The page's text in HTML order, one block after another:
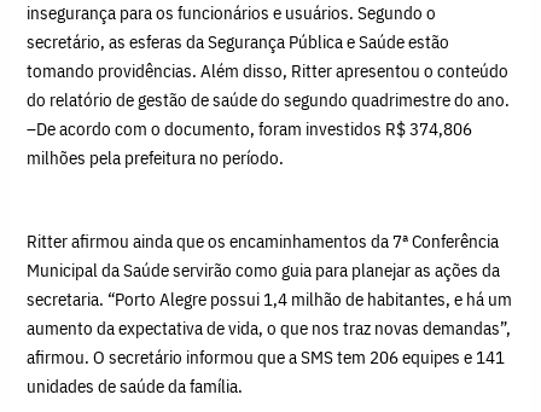
insegurança para os funcionários e usuários. Segundo o
secretário, as esferas da Segurança Pública e Saúde estão
tomando providências. Além disso, Ritter apresentou o conteúdo
do relatório de gestão de saúde do segundo quadrimestre do ano.
–De acordo com o documento, foram investidos R$ 374,806
milhões pela prefeitura no período.
Ritter afirmou ainda que os encaminhamentos da 7ª Conferência
Municipal da Saúde servirão como guia para planejar as ações da
secretaria. “Porto Alegre possui 1,4 milhão de habitantes, e há um
aumento da expectativa de vida, o que nos traz novas demandas”,
afirmou. O secretário informou que a SMS tem 206 equipes e 141
unidades de saúde da família.